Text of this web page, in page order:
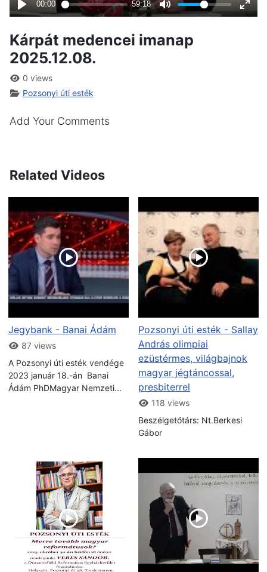
Kárpát medencei imanap
2025.12.08.
0 views
Pozsonyi úti esték
Add Your Comments
Related Videos
Jegybank - Banai Ádám
87 views
A Pozsonyi úti esték vendége
2023 január 18.-án Banai
Ádám PhDMagyar Nemzeti...
Pozsonyi úti esték - Sallay
András olimpiai
ezüstérmes, világbajnok
magyar jégtáncossal,
presbiterrel
118 views
Beszélgetőtárs: Nt.Berkesi
Gábor